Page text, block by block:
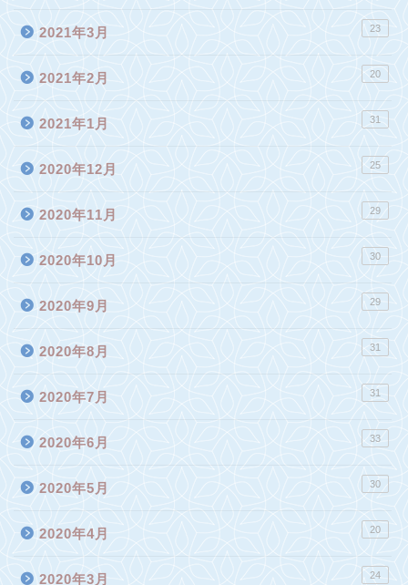
2021年3月 23
2021年2月 20
2021年1月 31
2020年12月 25
2020年11月 29
2020年10月 30
2020年9月 29
2020年8月 31
2020年7月 31
2020年6月 33
2020年5月 30
2020年4月 20
2020年3月 24